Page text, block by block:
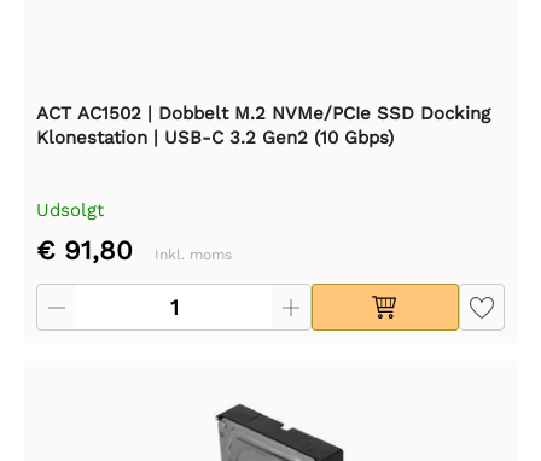
ACT AC1502 | Dobbelt M.2 NVMe/PCIe SSD Docking
Klonestation | USB-C 3.2 Gen2 (10 Gbps)
Udsolgt
€ 91,80 Inkl. moms